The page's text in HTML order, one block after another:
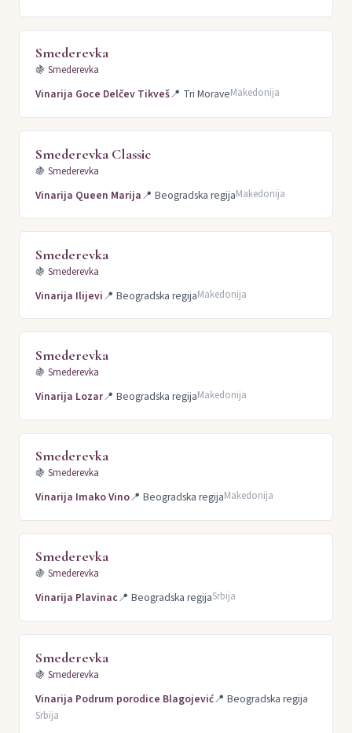
Smederevka
🍇 Smederevka
Vinarija Goce Delčev Tikveš📍 Tri MoraveMakedonija
Smederevka Classic
🍇 Smederevka
Vinarija Queen Marija📍 Beogradska regijaMakedonija
Smederevka
🍇 Smederevka
Vinarija Ilijevi📍 Beogradska regijaMakedonija
Smederevka
🍇 Smederevka
Vinarija Lozar📍 Beogradska regijaMakedonija
Smederevka
🍇 Smederevka
Vinarija Imako Vino📍 Beogradska regijaMakedonija
Smederevka
🍇 Smederevka
Vinarija Plavinac📍 Beogradska regijaSrbija
Smederevka
🍇 Smederevka
Vinarija Podrum porodice Blagojević📍 Beogradska regija
Srbija